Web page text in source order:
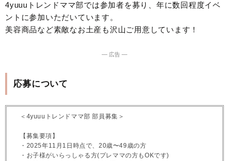
4yuuuトレンドママ部では参加者を募り、年に数回程度イベ
ントに参加いただいています。
美容商品など素敵なお土産も沢山ご用意しています！
― 広告 ―
応募について
＜4yuuuトレンドママ部 部員募集＞
【募集要項】
・2025年11月1日時点で、20歳〜49歳の方
・お子様がいらっしゃる方(プレママの方もOKです)